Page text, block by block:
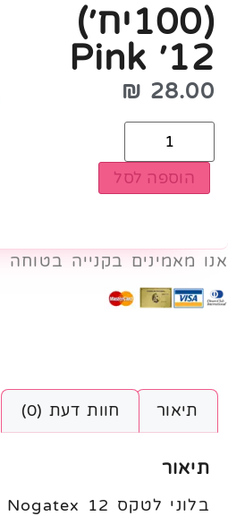
(100יח׳)
12׳ Pink
28.00
₪
הוספה לסל
אנו מאמינים בקנייה בטוחה
תיאור חוות דעת (0)
תיאור